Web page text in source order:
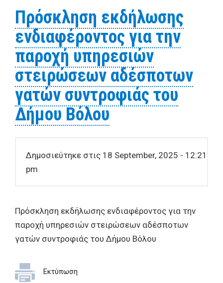
Πρόσκληση εκδήλωσης
ενδιαφέροντος για την
παροχή υπηρεσιών
στειρώσεων αδέσποτων
γατών συντροφιάς του
Δήμου Βόλου
Δημοσιεύτηκε στις 18 September, 2025 - 12:21
pm
Πρόσκληση εκδήλωσης ενδιαφέροντος για την
παροχή υπηρεσιών στειρώσεων αδέσποτων
γατών συντροφιάς του Δήμου Βόλου
Εκτύπωση